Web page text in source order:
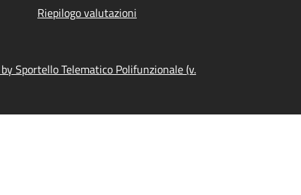
Riepilogo valutazioni
Sportello Telematico Polifunzionale (v.